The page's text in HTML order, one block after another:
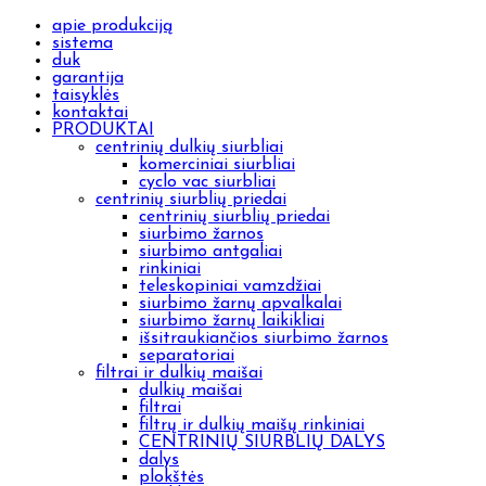
apie produkciją
sistema
duk
garantija
taisyklės
kontaktai
PRODUKTAI
centrinių dulkių siurbliai
komerciniai siurbliai
cyclo vac siurbliai
centrinių siurblių priedai
centrinių siurblių priedai
siurbimo žarnos
siurbimo antgaliai
rinkiniai
teleskopiniai vamzdžiai
siurbimo žarnų apvalkalai
siurbimo žarnų laikikliai
išsitraukiančios siurbimo žarnos
separatoriai
filtrai ir dulkių maišai
dulkių maišai
filtrai
filtrų ir dulkių maišų rinkiniai
CENTRINIŲ SIURBLIŲ DALYS
dalys
plokštės